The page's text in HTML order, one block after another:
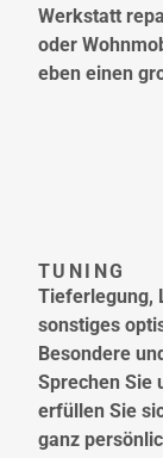
Werkstatt
oder
eben einen
TUNING
Tieferlegung,
sonstiges
Besondere
Sprechen Sie
erfüllen Sie
ganz